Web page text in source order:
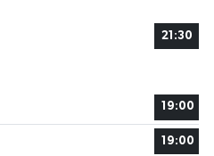
21:30
19:00
19:00